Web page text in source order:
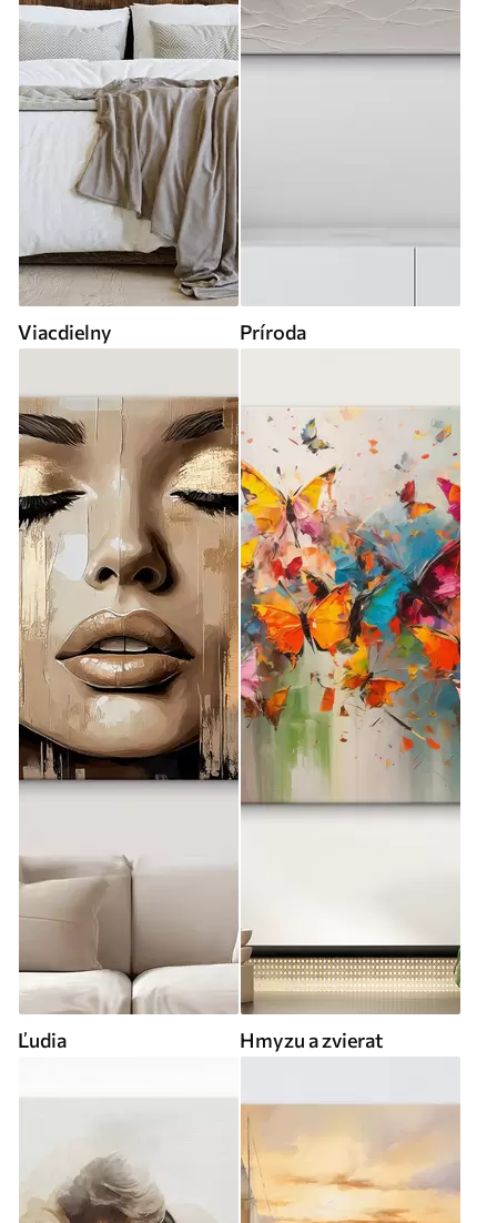
Viacdielny Príroda
Ľudia Hmyzu a zvierat